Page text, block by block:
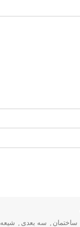
ساختمان سه بعدی شیعه